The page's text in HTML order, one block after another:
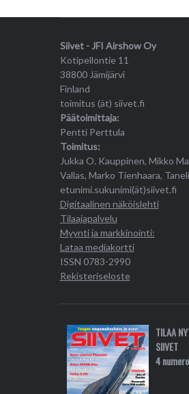
Siivet - JFI Airshow Oy
Kotipellontie 11
38800 Jämijärvi
Finland
toimitus (ät) siivet.fi
Päätoimittaja:
Pentti Perttula
Toimitus:
Jukka O. Kauppinen, Mikko
Vallas, Marko Tienhaara,
etunimi.sukunimi(ät)siivet.fi
Digitaalinen näköislehti
Tilaajapalvelu
Myynti ja markkinointi:
Lataa mediakortti
ISSN 0783-2990
Rekisteriseloste
TILAA
SIIVET
4